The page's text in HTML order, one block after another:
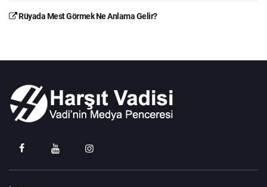
Rüyada Mest Görmek Ne Anlama Gelir?